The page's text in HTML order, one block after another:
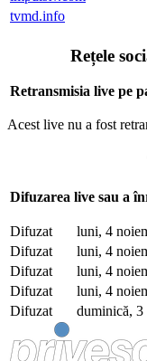
tvmd.info
Rețele
Retransmisia live pe
Acest live nu a fost
Difuzarea live sau a
Difuzat luni, 4
Difuzat
luni, 4
Difuzat
luni, 4
Difuzat
luni, 4
Difuzat
duminică, 3